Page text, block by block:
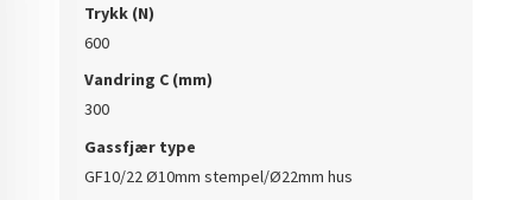
Trykk (N)
600
Vandring C (mm)
300
Gassfjær type
GF10/22 Ø10mm stempel/Ø22mm hus